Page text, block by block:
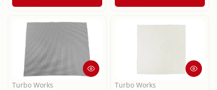
Turbo Works Turbo Works